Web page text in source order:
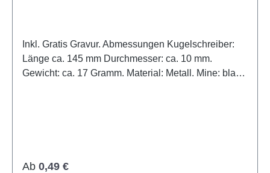
Inkl. Gratis Gravur. Abmessungen Kugelschreiber:
Länge ca. 145 mm Durchmesser: ca. 10 mm.
Gewicht: ca. 17 Gramm. Material: Metall. Mine: blau
Regulärer Preis:
Ab 0,49 €